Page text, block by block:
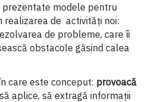
prezentate modele pentru
realizarea de activități noi:
de probleme, care îi
obstacole găsind calea
care este conceput: provoacă
aplice, să extragă informaţii